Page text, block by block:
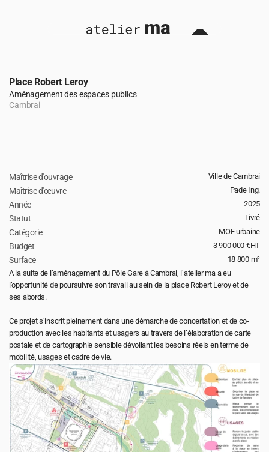
Place Robert Leroy
Aménagement des espaces publics
Cambrai
retour
Maîtrise d'ouvrage Ville de Cambrai
Maîtrise d'œuvre Pade Ing.
Année 2025
Statut Livré
Catégorie MOE urbaine
Budget 3 900 000 €HT
Surface
18 800 m²
A la suite de l’aménagement du Pôle Gare à Cambrai, l’atelier ma a eu
l’opportunité de poursuivre son travail au sein de la place Robert Leroy et de
ses abords.
Ce projet s’inscrit pleinement dans une démarche de concertation et de co-
production avec les habitants et usagers au travers de l’élaboration de carte
postale et de cartographie sensible dévoilant les besoins réels en terme de
mobilité, usages et cadre de vie.